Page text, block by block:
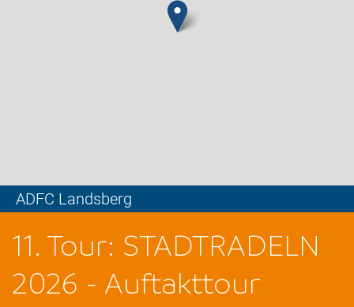
ADFC Landsberg
11. Tour: STADTRADELN
2026 - Auftakttour